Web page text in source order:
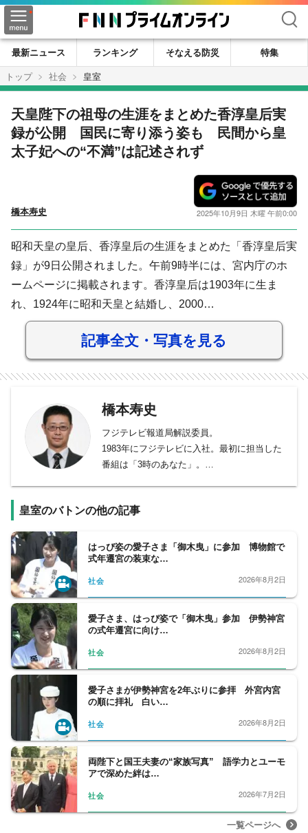
検索
最新ニュース ランキング そなえる防災
特集
トップ
社会 皇室
天皇陛下の祖母の生涯をまとめた香淳皇后実
録が公開 国民に寄り添う姿も 民間から皇
太子妃への“不満”は記述されず
橋本寿史 2025年10月9日 木曜 午前0:00
昭和天皇の皇后、香淳皇后の生涯をまとめた「香淳皇后実
録」が9日公開されました。午前9時半には、宮内庁のホ
ームページに掲載されます。香淳皇后は1903年に生ま
れ、1924年に昭和天皇と結婚し、2000…
記事全文・写真を見る
橋本寿史
フジテレビ報道局解説委員。
1983年にフジテレビに入社。最初に担当した
番組は「3時のあなた」。
香淳皇后崩御、敬宮愛子さまご誕生などを取
皇室のバトンの他の記事
はっぴ姿の愛子さま「御木曳」に参加 博物館で
式年遷宮の装束な…
社会 2026年8月2日
愛子さま、はっぴ姿で「御木曳」参加 伊勢神宮
の式年遷宮に向け…
社会 2026年8月2日
愛子さまが伊勢神宮を2年ぶりに参拝 外宮内宮
の順に拝礼 白い…
社会 2026年8月2日
両陛下と国王夫妻の“家族写真” 語学力とユーモ
アで深めた絆は…
社会 2026年7月2日
一覧ページへ